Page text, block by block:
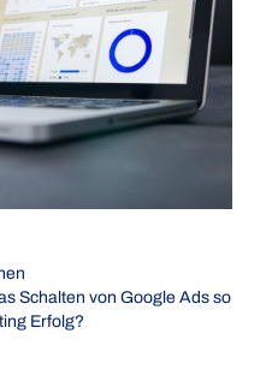
Schalten von Google Ads so
Erfolg?